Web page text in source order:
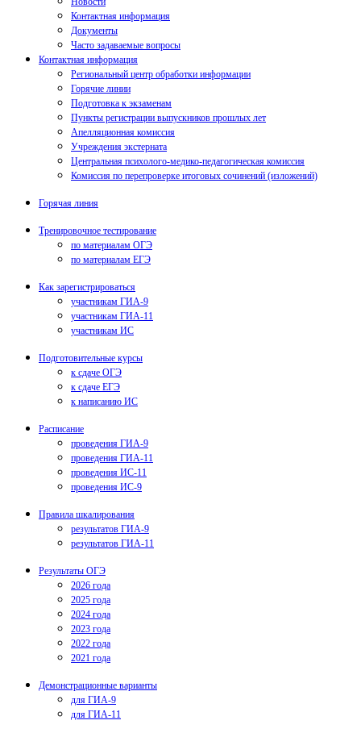
Контактная информация
Документы
Часто задаваемые вопросы
Контактная информация
Региональный центр обработки информации
Горячие линии
Подготовка к экзаменам
Пункты регистрации выпускников прошлых лет
Апелляционная комиссия
Учреждения экстерната
Центральная психолого-медико-педагогическая комиссия
Комиссия по перепроверке итоговых сочинений (изложений)
Горячая линия
Тренировочное тестирование
по материалам ОГЭ
по материалам ЕГЭ
Как зарегистрироваться
участникам ГИА-9
участникам ГИА-11
участникам ИС
Подготовительные курсы
к сдаче ОГЭ
к сдаче ЕГЭ
к написанию ИС
Расписание
проведения ГИА-9
проведения ГИА-11
проведения ИС-11
проведения ИС-9
Правила шкалирования
результатов ГИА-9
результатов ГИА-11
Результаты ОГЭ
2026 года
2025 года
2024 года
2023 года
2022 года
2021 года
Демонстрационные варианты
для ГИА-9
для ГИА-11